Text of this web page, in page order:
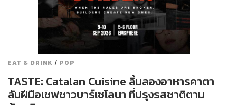
EAT & DRINK / POP
TASTE: Catalan Cuisine ลิ้มลองอาหารคาตา
ลันฝีมือเชฟชาวบาร์เซโลนา ที่ปรุงรสชาติตาม